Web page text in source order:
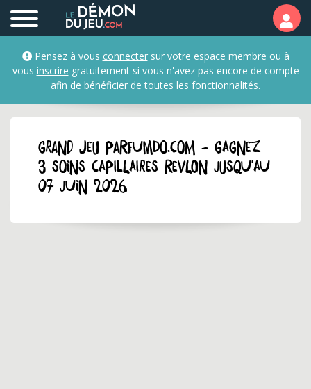
Pensez à vous connectersur votre espace membre ou à
vous inscrire gratuitement si vous n'avez pas encore de compte
afin de bénéficier de toutes les fonctionnalités.
GRAND JEU parfumdo.com - Gagnez
3 soins capillaires Revlon jusqu'au
07 juin 2026